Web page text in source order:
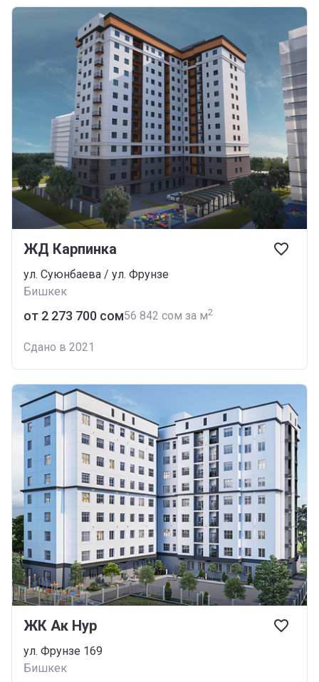
ЖД Карпинка
ул. Суюнбаева / ул. Фрунзе
Бишкек
от ‍2 273 700 сом‍56 842 сом за м2
Сдано в 2021
ЖК Ак Нур
ул. Фрунзе 169
Бишкек